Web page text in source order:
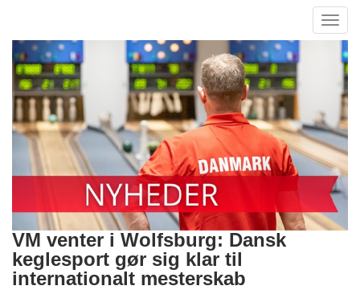
VM venter i Wolfsburg: Dansk
keglesport gør sig klar til
internationalt mesterskab